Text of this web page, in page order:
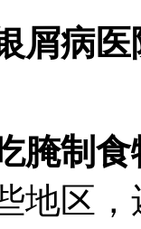
屑病
腌制食
地区